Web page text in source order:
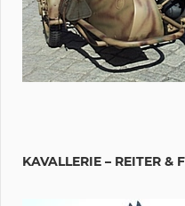
KAVALLERIE – REITER &